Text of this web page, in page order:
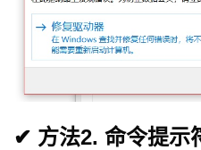
✔ 方法2. 命令提示